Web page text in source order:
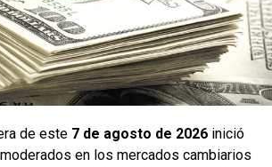
de este 7 de agosto de 2026inició
en los mercados cambiarios